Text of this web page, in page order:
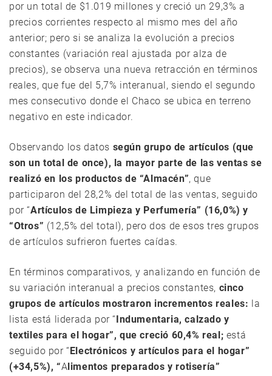
por un total de $1.019 millones y creció un 29,3% a
precios corrientes respecto al mismo mes del año
anterior; pero si se analiza la evolución a precios
constantes (variación real ajustada por alza de
precios), se observa una nueva retracción en términos
reales, que fue del 5,7% interanual, siendo el segundo
mes consecutivo donde el Chaco se ubica en terreno
negativo en este indicador.
Observando los datos según grupo de artículos (que
son un total de once), la mayor parte de las ventas se
realizó en los productos de “Almacén”, que
participaron del 28,2% del total de las ventas, seguido
por “Artículos de Limpieza y Perfumería” (16,0%) y
“Otros” (12,5% del total), pero dos de esos tres grupos
de artículos sufrieron fuertes caídas.
En términos comparativos, y analizando en función de
su variación interanual a precios constantes, cinco
grupos de artículos mostraron incrementos reales: la
lista está liderada por “Indumentaria, calzado y
textiles para el hogar”, que creció 60,4% real; está
seguido por “Electrónicos y artículos para el hogar”
(+34,5%), “Alimentos preparados y rotisería”